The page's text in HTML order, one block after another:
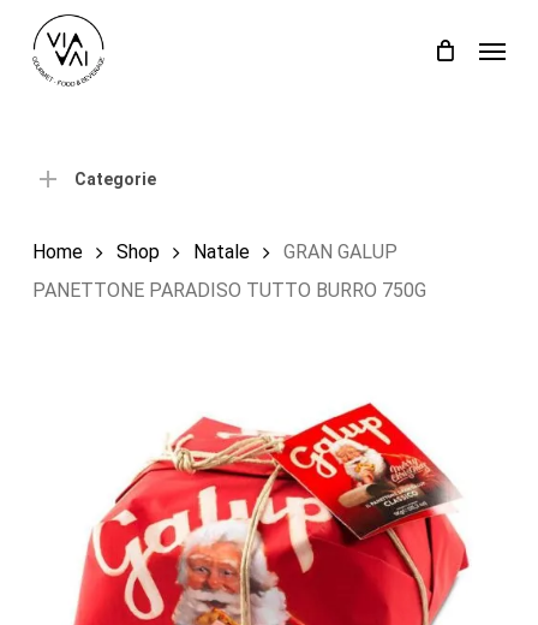
Carrello Close
Categorie
Home Shop Natale
GRAN GALUP
PANETTONE PARADISO TUTTO BURRO 750G